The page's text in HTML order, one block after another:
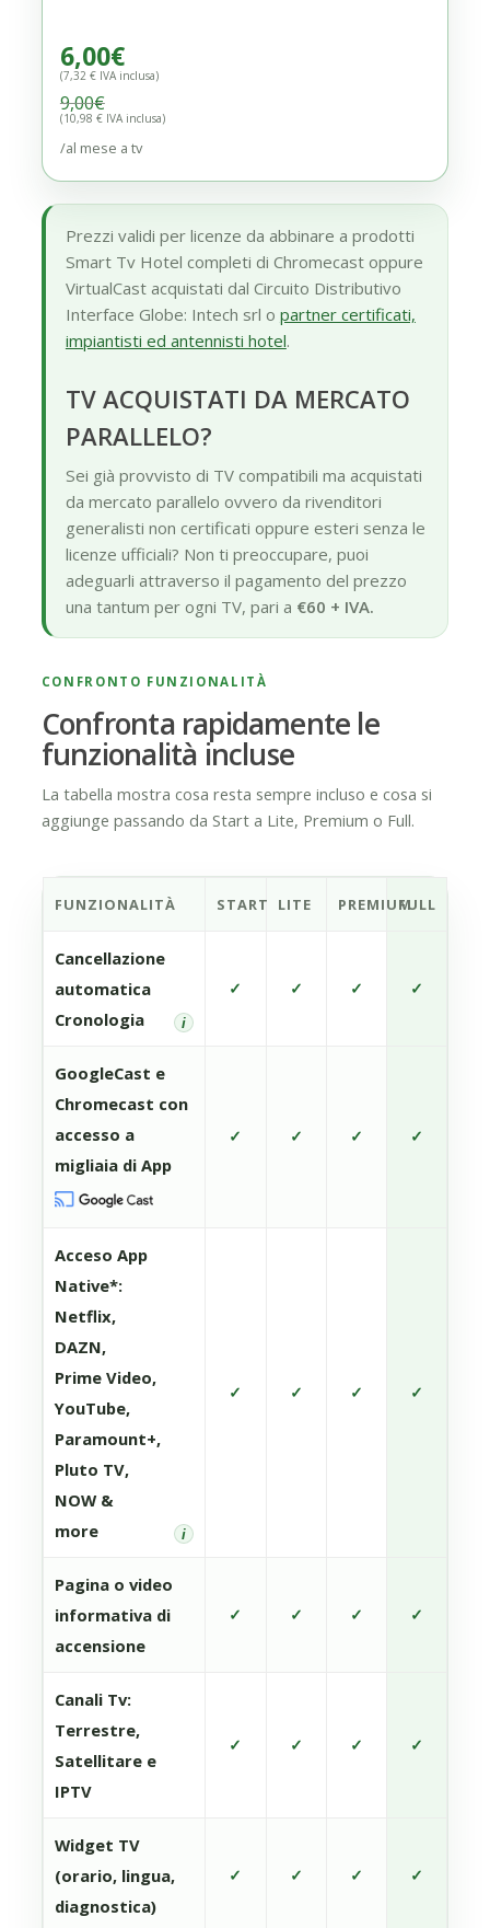
6,00€
(7,32 € IVA inclusa)
9,00€
(10,98 € IVA inclusa)
/al mese a tv
Prezzi validi per licenze da abbinare a prodotti
Smart Tv Hotel completi di Chromecast oppure
VirtualCast acquistati dal Circuito Distributivo
Interface Globe: Intech srl o partner certificati,
impiantisti ed antennisti hotel.
TV ACQUISTATI DA MERCATO
PARALLELO?
Sei già provvisto di TV compatibili ma acquistati
da mercato parallelo ovvero da rivenditori
generalisti non certificati oppure esteri senza le
licenze ufficiali? Non ti preoccupare, puoi
adeguarli attraverso il pagamento del prezzo
una tantum per ogni TV, pari a €60 + IVA.
CONFRONTO FUNZIONALITÀ
Confronta rapidamente le
funzionalità incluse
La tabella mostra cosa resta sempre incluso e cosa si
aggiunge passando da Start a Lite, Premium o Full.
FUNZIONALITÀ START LITE PREMIUMFULL
Cancellazione
automatica
Cronologia
i
✓ ✓ ✓ ✓
GoogleCast e
Chromecast con
accesso a
migliaia di App
✓ ✓ ✓ ✓
Acceso App
Native*:
Netflix,
DAZN,
Prime Video,
YouTube,
Paramount+,
Pluto TV,
NOW &
more
i
✓ ✓ ✓ ✓
Pagina o video
informativa di
accensione
✓ ✓ ✓ ✓
Canali Tv:
Terrestre,
Satellitare e
IPTV
✓ ✓ ✓ ✓
Widget TV
(orario, lingua,
diagnostica)
✓ ✓ ✓ ✓